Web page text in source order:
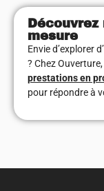
mesure
Envie d’explorer
? Chez
prestations en
pour répondre à